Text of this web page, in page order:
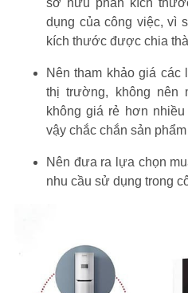
sở hữu phần kích
dụng của công việc, vì
kích thước được chia
Nên tham khảo giá các
thị trường, không nên
không giá rẻ hơn
vậy chắc chắn sản
Nên đưa ra lựa chọn
nhu cầu sử dụng trong